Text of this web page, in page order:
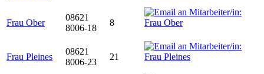
Frau Ober
08621
8006-18
8
Frau Pleines
08621
8006-23
21